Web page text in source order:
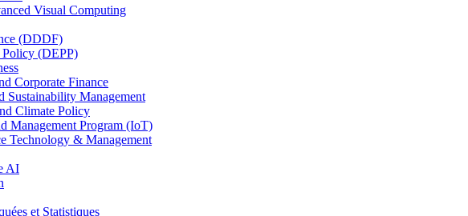
Visual Computing
(DDDF)
(DEPP)
Corporate Finance
Sustainability Management
Climate Policy
Management Program (IoT)
Technology & Management
AI
et Statistiques